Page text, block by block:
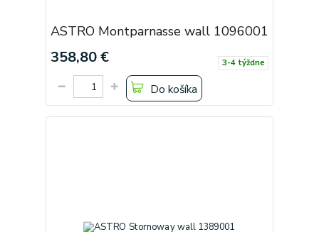
ASTRO Montparnasse wall 1096001
358,80 € 3-4 týždne
Do košíka